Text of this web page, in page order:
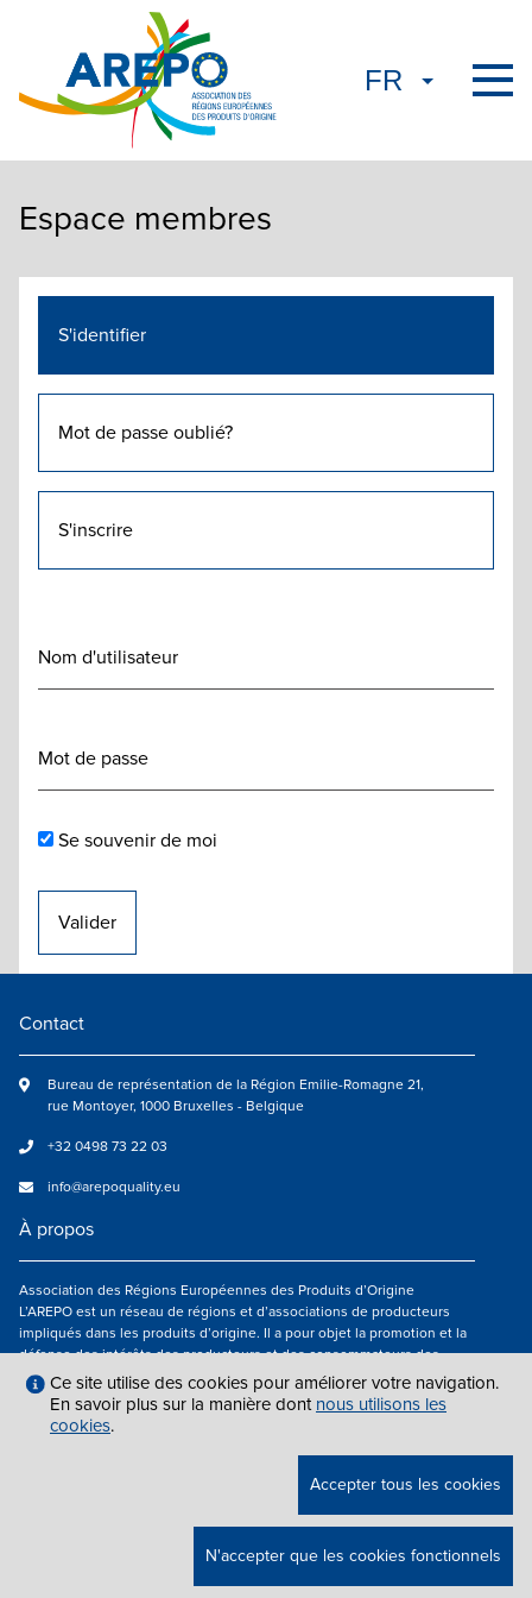
Espace membres
S'identifier
Mot de passe oublié?
S'inscrire
Se souvenir de moi
Contact
Bureau de représentation de la Région Emilie-Romagne 21,
rue Montoyer, 1000 Bruxelles - Belgique
+32 0498 73 22 03
info@arepoquality.eu
À propos
Association des Régions Européennes des Produits d’Origine
L’AREPO est un réseau de régions et d’associations de producteurs
impliqués dans les produits d’origine. Il a pour objet la promotion et la
défense des intérêts des producteurs et des consommateurs des
régions européennes engagés dans la valorisation des produits
agroalimentaires de qualité.
Nous suivre
2026 AREPO | TOUS DROITS RÉSERVÉS.
Ce site utilise des cookies pour améliorer votre navigation.
En savoir plus sur la manière dont nous utilisons les
cookies.
Accepter tous les cookies
N'accepter que les cookies fonctionnels